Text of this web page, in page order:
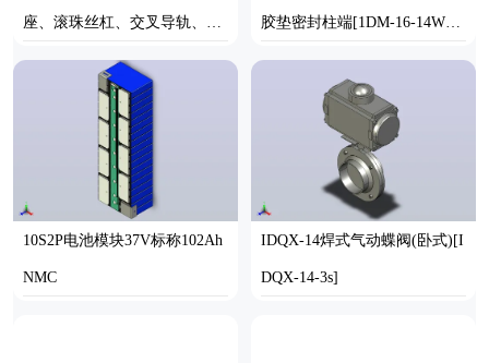
座、滚珠丝杠、交叉导轨、直
线模组.dwg
AUTOCAD
胶垫密封柱端[1DM-16-14WD-
RN]
STEP
10S2P电池模块37V标称102Ah
NMC
IDQX-14焊式气动蝶阀(卧式)[I
DQX-14-3s]